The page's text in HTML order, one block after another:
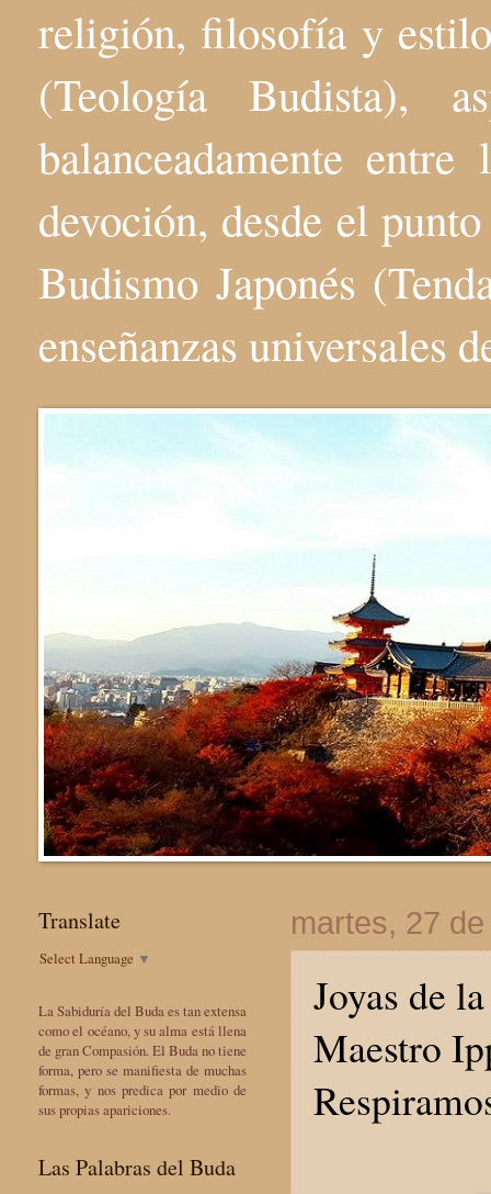
religión, filosofía y
(Teología Budista),
balanceadamente
devoción, desde el
Budismo Japonés
enseñanzas universales
martes, 27
Joyas de
Maestro
Translate
Select Language ▼
La Sabiduría del Buda es tan extensa
como el océano, y su alma está llena
de gran Compasión. El Buda no tiene
forma, pero se manifiesta de muchas
formas, y nos predica por medio de
sus propias apariciones.
Las Palabras del Buda